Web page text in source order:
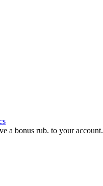
a bonus rub. to your account.